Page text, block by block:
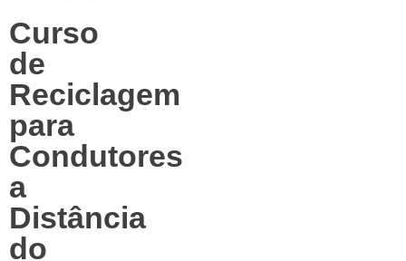
Curso
de
Reciclagem
para
Condutores
a
Distância
do